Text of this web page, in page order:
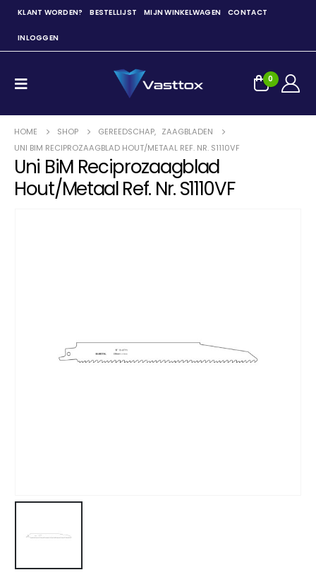
KLANT WORDEN? BESTELLIJST MIJN WINKELWAGEN CONTACT
INLOGGEN
0
HOME SHOP GEREEDSCHAP, ZAAGBLADEN
UNI BIM RECIPROZAAGBLAD HOUT/METAAL REF. NR. S1110VF
Uni BiM Reciprozaagblad
Hout/Metaal Ref. Nr. S1110VF